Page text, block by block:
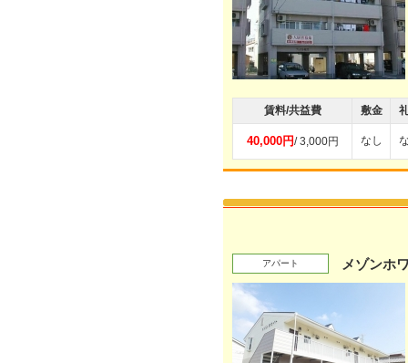
賃料/共益費 敷金
40,000円/ 3,000円 なし
アパート メゾンホ